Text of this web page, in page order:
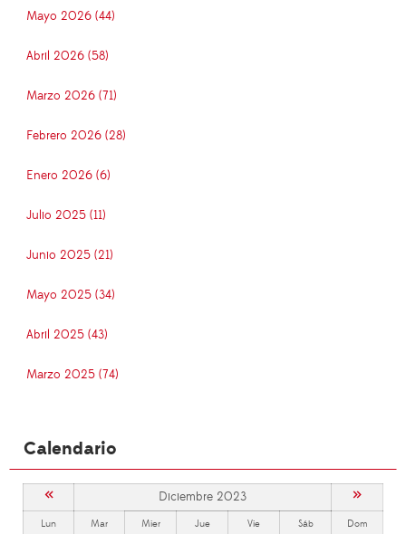
Mayo 2026 (44)
Abril 2026 (58)
Marzo 2026 (71)
Febrero 2026 (28)
Enero 2026 (6)
Julio 2025 (11)
Junio 2025 (21)
Mayo 2025 (34)
Abril 2025 (43)
Marzo 2025 (74)
Calendario
« Diciembre 2023 »
Lun Mar Mier Jue Vie Sáb Dom